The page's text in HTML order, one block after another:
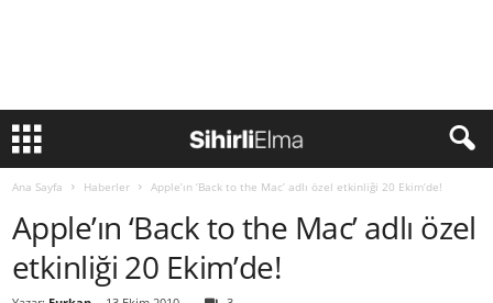
Ana Sayfa Haberler Apple’ın ‘Back to the Mac’ adlı özel etkinliği 20 Ekim’de!
Apple’ın ‘Back to the Mac’ adlı özel
etkinliği 20 Ekim’de!